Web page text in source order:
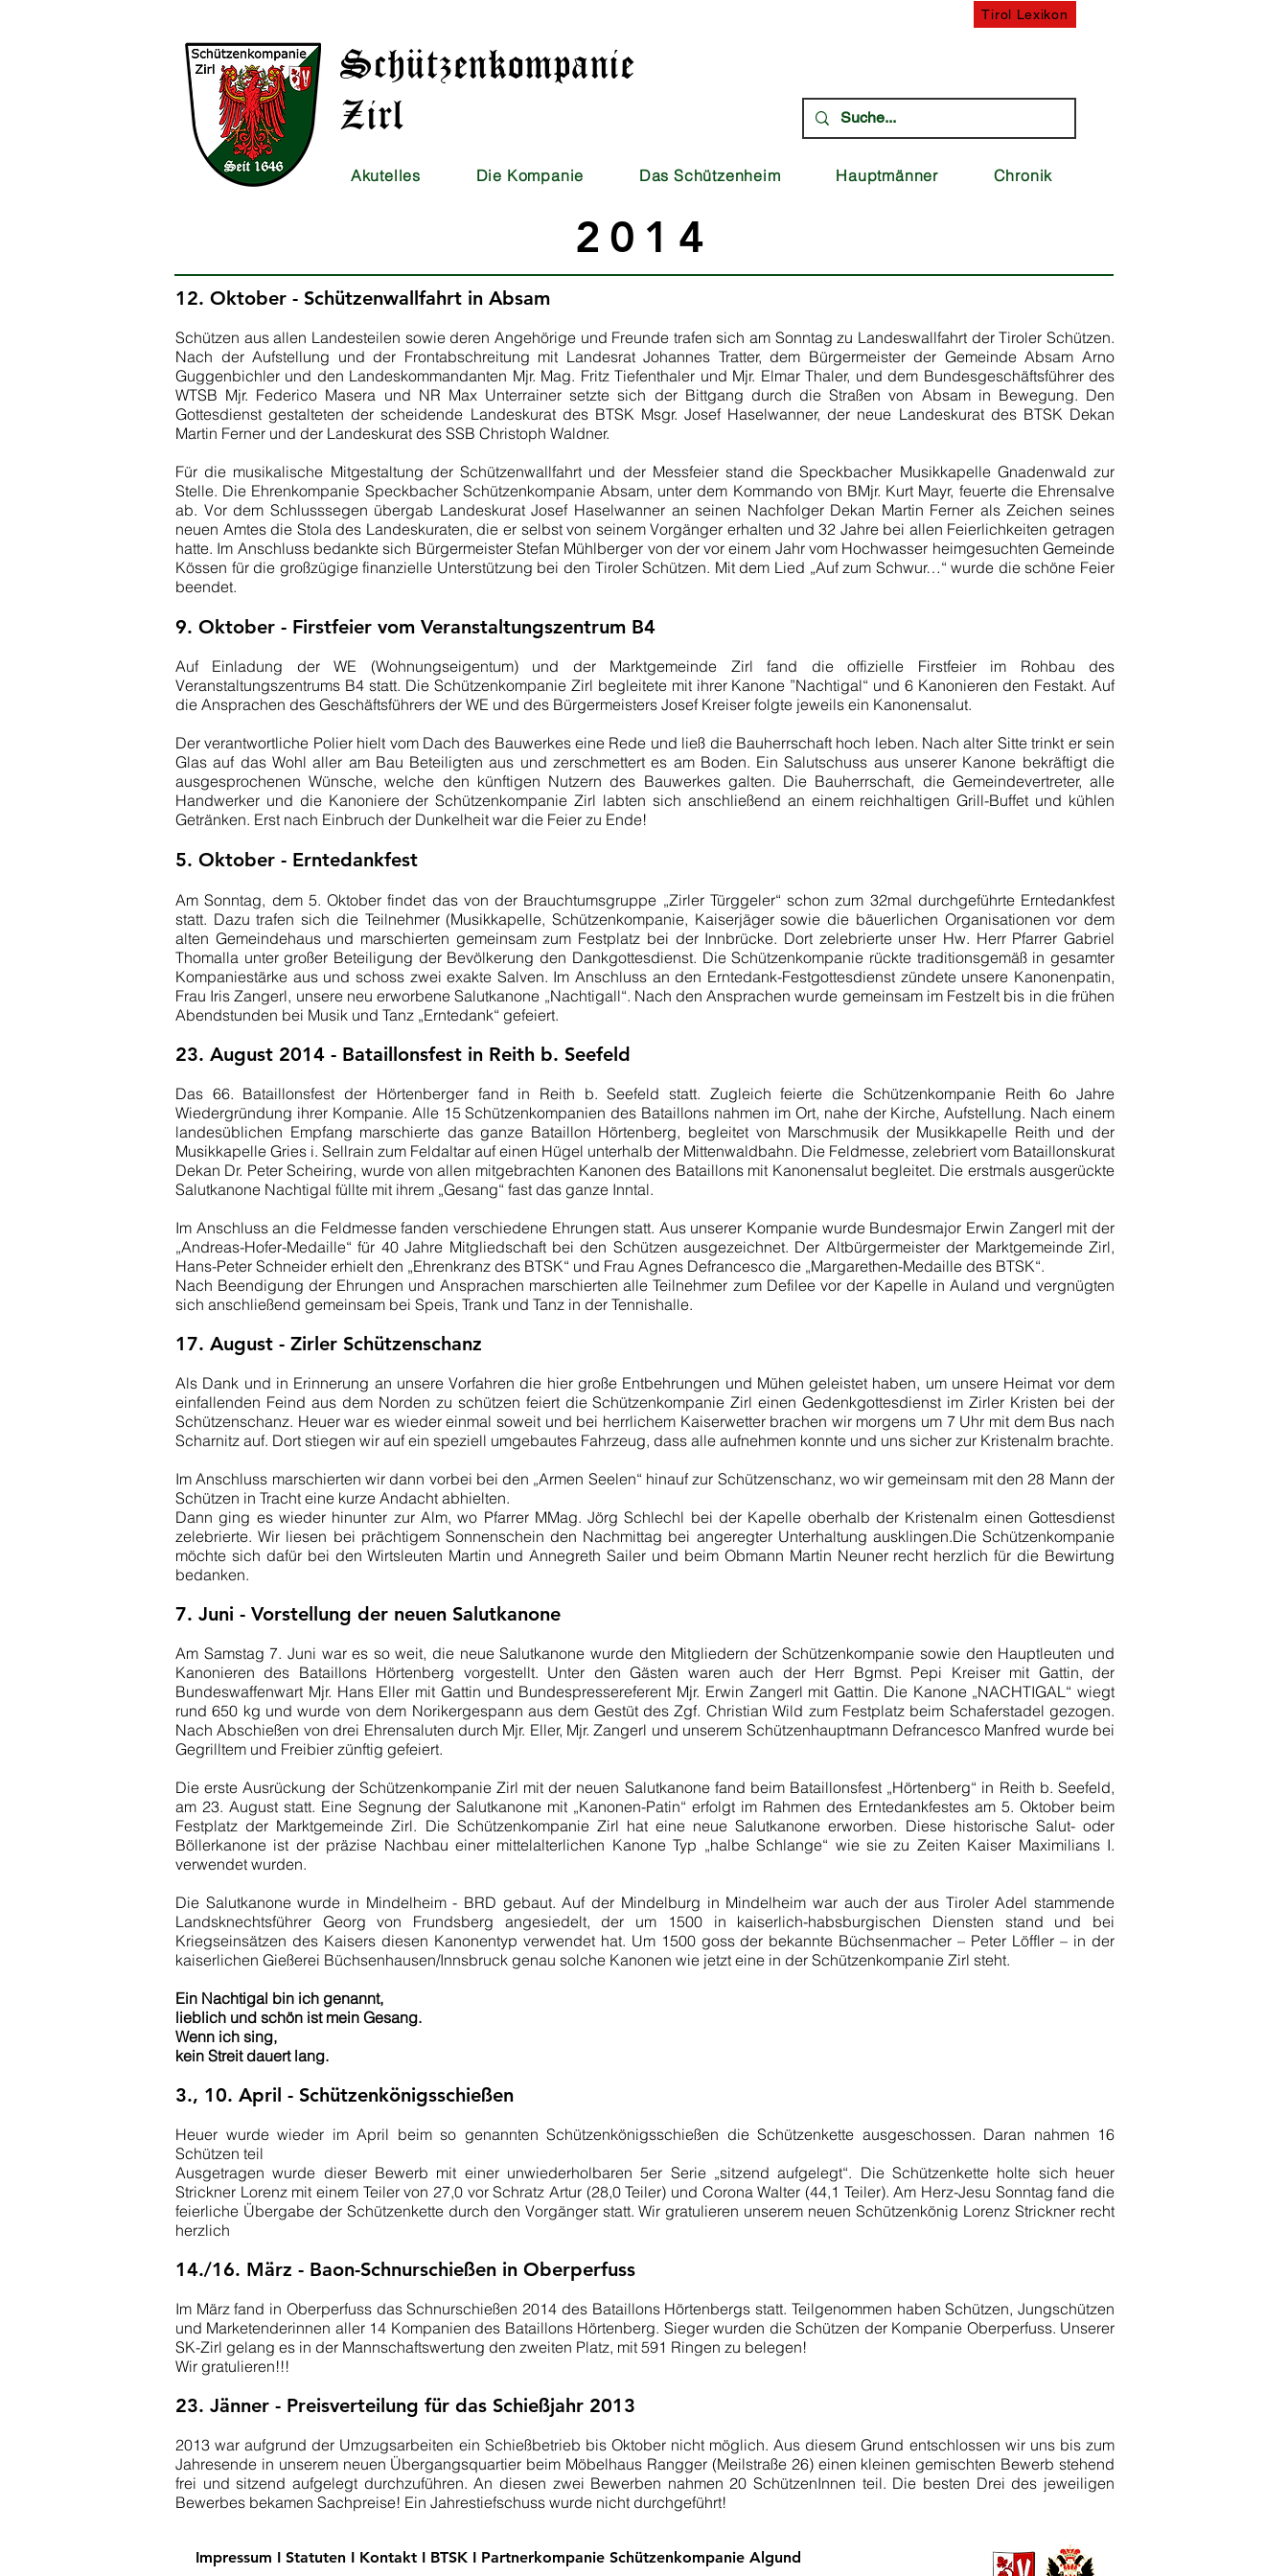
Tirol Lexikon
Schützenkompanie
Zirl
Akutelles Die Kompanie Das Schützenheim Hauptmänner Chronik
2014
12. Oktober - Schützenwallfahrt in Absam
Schützen aus allen Landesteilen sowie deren Angehörige und Freunde trafen sich am Sonntag zu Landeswallfahrt der Tiroler Schützen.
Nach der Aufstellung und der Frontabschreitung mit Landesrat Johannes Tratter, dem Bürgermeister der Gemeinde Absam Arno
Guggenbichler und den Landeskommandanten Mjr. Mag. Fritz Tiefenthaler und Mjr. Elmar Thaler, und dem Bundesgeschäftsführer des
WTSB Mjr. Federico Masera und NR Max Unterrainer setzte sich der Bittgang durch die Straßen von Absam in Bewegung. Den
Gottesdienst gestalteten der scheidende Landeskurat des BTSK Msgr. Josef Haselwanner, der neue Landeskurat des BTSK Dekan
Martin Ferner und der Landeskurat des SSB Christoph Waldner.
Für die musikalische Mitgestaltung der Schützenwallfahrt und der Messfeier stand die Speckbacher Musikkapelle Gnadenwald zur
Stelle. Die Ehrenkompanie Speckbacher Schützenkompanie Absam, unter dem Kommando von BMjr. Kurt Mayr, feuerte die Ehrensalve
ab. Vor dem Schlusssegen übergab Landeskurat Josef Haselwanner an seinen Nachfolger Dekan Martin Ferner als Zeichen seines
neuen Amtes die Stola des Landeskuraten, die er selbst von seinem Vorgänger erhalten und 32 Jahre bei allen Feierlichkeiten getragen
hatte. Im Anschluss bedankte sich Bürgermeister Stefan Mühlberger von der vor einem Jahr vom Hochwasser heimgesuchten Gemeinde
Kössen für die großzügige finanzielle Unterstützung bei den Tiroler Schützen. Mit dem Lied „Auf zum Schwur…“ wurde die schöne Feier
beendet.
9. Oktober - Firstfeier vom Veranstaltungszentrum B4
Auf Einladung der WE (Wohnungseigentum) und der Marktgemeinde Zirl fand die offizielle Firstfeier im Rohbau des
Veranstaltungszentrums B4 statt. Die Schützenkompanie Zirl begleitete mit ihrer Kanone ”Nachtigal“ und 6 Kanonieren den Festakt. Auf
die Ansprachen des Geschäftsführers der WE und des Bürgermeisters Josef Kreiser folgte jeweils ein Kanonensalut.
Der verantwortliche Polier hielt vom Dach des Bauwerkes eine Rede und ließ die Bauherrschaft hoch leben. Nach alter Sitte trinkt er sein
Glas auf das Wohl aller am Bau Beteiligten aus und zerschmettert es am Boden. Ein Salutschuss aus unserer Kanone bekräftigt die
ausgesprochenen Wünsche, welche den künftigen Nutzern des Bauwerkes galten. Die Bauherrschaft, die Gemeindevertreter, alle
Handwerker und die Kanoniere der Schützenkompanie Zirl labten sich anschließend an einem reichhaltigen Grill-Buffet und kühlen
Getränken. Erst nach Einbruch der Dunkelheit war die Feier zu Ende!
5. Oktober - Erntedankfest
Am Sonntag, dem 5. Oktober findet das von der Brauchtumsgruppe „Zirler Türggeler“ schon zum 32mal durchgeführte Erntedankfest
statt. Dazu trafen sich die Teilnehmer (Musikkapelle, Schützenkompanie, Kaiserjäger sowie die bäuerlichen Organisationen vor dem
alten Gemeindehaus und marschierten gemeinsam zum Festplatz bei der Innbrücke. Dort zelebrierte unser Hw. Herr Pfarrer Gabriel
Thomalla unter großer Beteiligung der Bevölkerung den Dankgottesdienst. Die Schützenkompanie rückte traditionsgemäß in gesamter
Kompaniestärke aus und schoss zwei exakte Salven. Im Anschluss an den Erntedank-Festgottesdienst zündete unsere Kanonenpatin,
Frau Iris Zangerl, unsere neu erworbene Salutkanone „Nachtigall“. Nach den Ansprachen wurde gemeinsam im Festzelt bis in die frühen
Abendstunden bei Musik und Tanz „Erntedank“ gefeiert.
23. August 2014 - Bataillonsfest in Reith b. Seefeld
Das 66. Bataillonsfest der Hörtenberger fand in Reith b. Seefeld statt. Zugleich feierte die Schützenkompanie Reith 6o Jahre
Wiedergründung ihrer Kompanie. Alle 15 Schützenkompanien des Bataillons nahmen im Ort, nahe der Kirche, Aufstellung. Nach einem
landesüblichen Empfang marschierte das ganze Bataillon Hörtenberg, begleitet von Marschmusik der Musikkapelle Reith und der
Musikkapelle Gries i. Sellrain zum Feldaltar auf einen Hügel unterhalb der Mittenwaldbahn. Die Feldmesse, zelebriert vom Bataillonskurat
Dekan Dr. Peter Scheiring, wurde von allen mitgebrachten Kanonen des Bataillons mit Kanonensalut begleitet. Die erstmals ausgerückte
Salutkanone Nachtigal füllte mit ihrem „Gesang“ fast das ganze Inntal.
Im Anschluss an die Feldmesse fanden verschiedene Ehrungen statt. Aus unserer Kompanie wurde Bundesmajor Erwin Zangerl mit der
„Andreas-Hofer-Medaille“ für 40 Jahre Mitgliedschaft bei den Schützen ausgezeichnet. Der Altbürgermeister der Marktgemeinde Zirl,
Hans-Peter Schneider erhielt den „Ehrenkranz des BTSK“ und Frau Agnes Defrancesco die „Margarethen-Medaille des BTSK“.
Nach Beendigung der Ehrungen und Ansprachen marschierten alle Teilnehmer zum Defilee vor der Kapelle in Auland und vergnügten
sich anschließend gemeinsam bei Speis, Trank und Tanz in der Tennishalle.
17. August - Zirler Schützenschanz
Als Dank und in Erinnerung an unsere Vorfahren die hier große Entbehrungen und Mühen geleistet haben, um unsere Heimat vor dem
einfallenden Feind aus dem Norden zu schützen feiert die Schützenkompanie Zirl einen Gedenkgottesdienst im Zirler Kristen bei der
Schützenschanz. Heuer war es wieder einmal soweit und bei herrlichem Kaiserwetter brachen wir morgens um 7 Uhr mit dem Bus nach
Scharnitz auf. Dort stiegen wir auf ein speziell umgebautes Fahrzeug, dass alle aufnehmen konnte und uns sicher zur Kristenalm brachte.
Im Anschluss marschierten wir dann vorbei bei den „Armen Seelen“ hinauf zur Schützenschanz, wo wir gemeinsam mit den 28 Mann der
Schützen in Tracht eine kurze Andacht abhielten.
Dann ging es wieder hinunter zur Alm, wo Pfarrer MMag. Jörg Schlechl bei der Kapelle oberhalb der Kristenalm einen Gottesdienst
zelebrierte. Wir liesen bei prächtigem Sonnenschein den Nachmittag bei angeregter Unterhaltung ausklingen.Die Schützenkompanie
möchte sich dafür bei den Wirtsleuten Martin und Annegreth Sailer und beim Obmann Martin Neuner recht herzlich für die Bewirtung
bedanken.
7. Juni - Vorstellung der neuen Salutkanone
Am Samstag 7. Juni war es so weit, die neue Salutkanone wurde den Mitgliedern der Schützenkompanie sowie den Hauptleuten und
Kanonieren des Bataillons Hörtenberg vorgestellt. Unter den Gästen waren auch der Herr Bgmst. Pepi Kreiser mit Gattin, der
Bundeswaffenwart Mjr. Hans Eller mit Gattin und Bundespressereferent Mjr. Erwin Zangerl mit Gattin. Die Kanone „NACHTIGAL“ wiegt
rund 650 kg und wurde von dem Norikergespann aus dem Gestüt des Zgf. Christian Wild zum Festplatz beim Schaferstadel gezogen.
Nach Abschießen von drei Ehrensaluten durch Mjr. Eller, Mjr. Zangerl und unserem Schützenhauptmann Defrancesco Manfred wurde bei
Gegrilltem und Freibier zünftig gefeiert.
Die erste Ausrückung der Schützenkompanie Zirl mit der neuen Salutkanone fand beim Bataillonsfest „Hörtenberg“ in Reith b. Seefeld,
am 23. August statt. Eine Segnung der Salutkanone mit „Kanonen-Patin“ erfolgt im Rahmen des Erntedankfestes am 5. Oktober beim
Festplatz der Marktgemeinde Zirl. Die Schützenkompanie Zirl hat eine neue Salutkanone erworben. Diese historische Salut- oder
Böllerkanone ist der präzise Nachbau einer mittelalterlichen Kanone Typ „halbe Schlange“ wie sie zu Zeiten Kaiser Maximilians I.
verwendet wurden.
Die Salutkanone wurde in Mindelheim - BRD gebaut. Auf der Mindelburg in Mindelheim war auch der aus Tiroler Adel stammende
Landsknechtsführer Georg von Frundsberg angesiedelt, der um 1500 in kaiserlich-habsburgischen Diensten stand und bei
Kriegseinsätzen des Kaisers diesen Kanonentyp verwendet hat. Um 1500 goss der bekannte Büchsenmacher – Peter Löffler – in der
kaiserlichen Gießerei Büchsenhausen/Innsbruck genau solche Kanonen wie jetzt eine in der Schützenkompanie Zirl steht.
Ein Nachtigal bin ich genannt,
lieblich und schön ist mein Gesang.
Wenn ich sing,
kein Streit dauert lang.
3., 10. April - Schützenkönigsschießen
Heuer wurde wieder im April beim so genannten Schützenkönigsschießen die Schützenkette ausgeschossen. Daran nahmen 16
Schützen teil
Ausgetragen wurde dieser Bewerb mit einer unwiederholbaren 5er Serie „sitzend aufgelegt“. Die Schützenkette holte sich heuer
Strickner Lorenz mit einem Teiler von 27,0 vor Schratz Artur (28,0 Teiler) und Corona Walter (44,1 Teiler). Am Herz-Jesu Sonntag fand die
feierliche Übergabe der Schützenkette durch den Vorgänger statt. Wir gratulieren unserem neuen Schützenkönig Lorenz Strickner recht
herzlich
14./16. März - Baon-Schnurschießen in Oberperfuss
Im März fand in Oberperfuss das Schnurschießen 2014 des Bataillons Hörtenbergs statt. Teilgenommen haben Schützen, Jungschützen
und Marketenderinnen aller 14 Kompanien des Bataillons Hörtenberg. Sieger wurden die Schützen der Kompanie Oberperfuss. Unserer
SK-Zirl gelang es in der Mannschaftswertung den zweiten Platz, mit 591 Ringen zu belegen!
Wir gratulieren!!!
23. Jänner - Preisverteilung für das Schießjahr 2013
2013 war aufgrund der Umzugsarbeiten ein Schießbetrieb bis Oktober nicht möglich. Aus diesem Grund entschlossen wir uns bis zum
Jahresende in unserem neuen Übergangsquartier beim Möbelhaus Rangger (Meilstraße 26) einen kleinen gemischten Bewerb stehend
frei und sitzend aufgelegt durchzuführen. An diesen zwei Bewerben nahmen 20 SchützenInnen teil. Die besten Drei des jeweiligen
Bewerbes bekamen Sachpreise! Ein Jahrestiefschuss wurde nicht durchgeführt!
Impressum I Statuten I Kontakt I BTSK I Partnerkompanie Schützenkompanie Algund